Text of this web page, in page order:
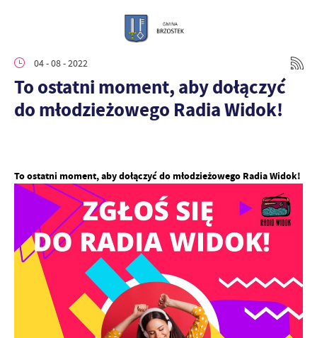
04 - 08 - 2022
To ostatni moment, aby dołączyć
do młodzieżowego Radia Widok!
To ostatni moment, aby dołączyć do młodzieżowego Radia Widok!